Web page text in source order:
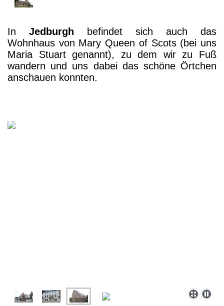
In Jedburgh befindet sich auch das
Wohnhaus von Mary Queen of Scots (bei uns
Maria Stuart genannt), zu dem wir zu Fuß
wandern und uns dabei das schöne Örtchen
anschauen konnten.